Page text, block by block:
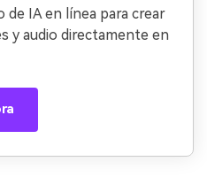
de IA en línea para crear
y audio directamente en